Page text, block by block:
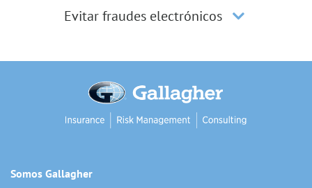
Evitar fraudes electrónicos
Somos Gallagher